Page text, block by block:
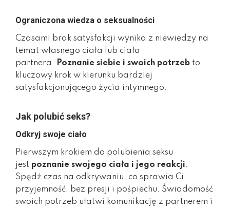
Ograniczona wiedza o seksualności
Czasami brak satysfakcji wynika z niewiedzy na
temat własnego ciała lub ciała
partnera. Poznanie siebie i swoich potrzeb to
kluczowy krok w kierunku bardziej
satysfakcjonującego życia intymnego.
Jak polubić seks?
Odkryj swoje ciało
Pierwszym krokiem do polubienia seksu
jest poznanie swojego ciała i jego reakcji.
Spędź czas na odkrywaniu, co sprawia Ci
przyjemność, bez presji i pośpiechu. Świadomość
swoich potrzeb ułatwi komunikację z partnerem i